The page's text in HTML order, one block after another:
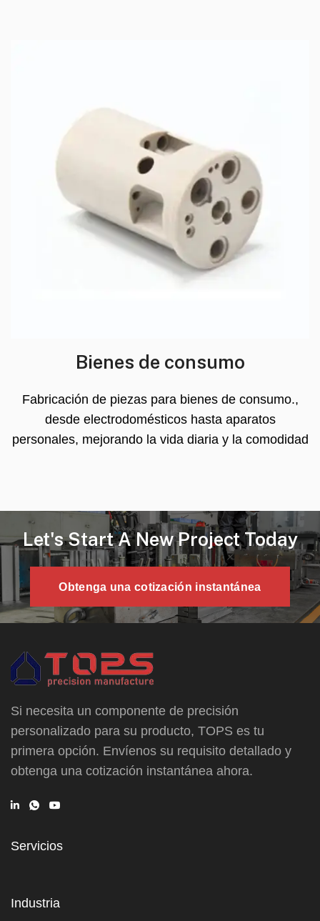
Bienes de consumo
Fabricación de piezas para bienes de consumo.,
desde electrodomésticos hasta aparatos
personales, mejorando la vida diaria y la comodidad
Let's Start A New Project Today
Obtenga una cotización instantánea
Si necesita un componente de precisión
personalizado para su producto, TOPS es tu
primera opción. Envíenos su requisito detallado y
obtenga una cotización instantánea ahora.
Servicios
Industria